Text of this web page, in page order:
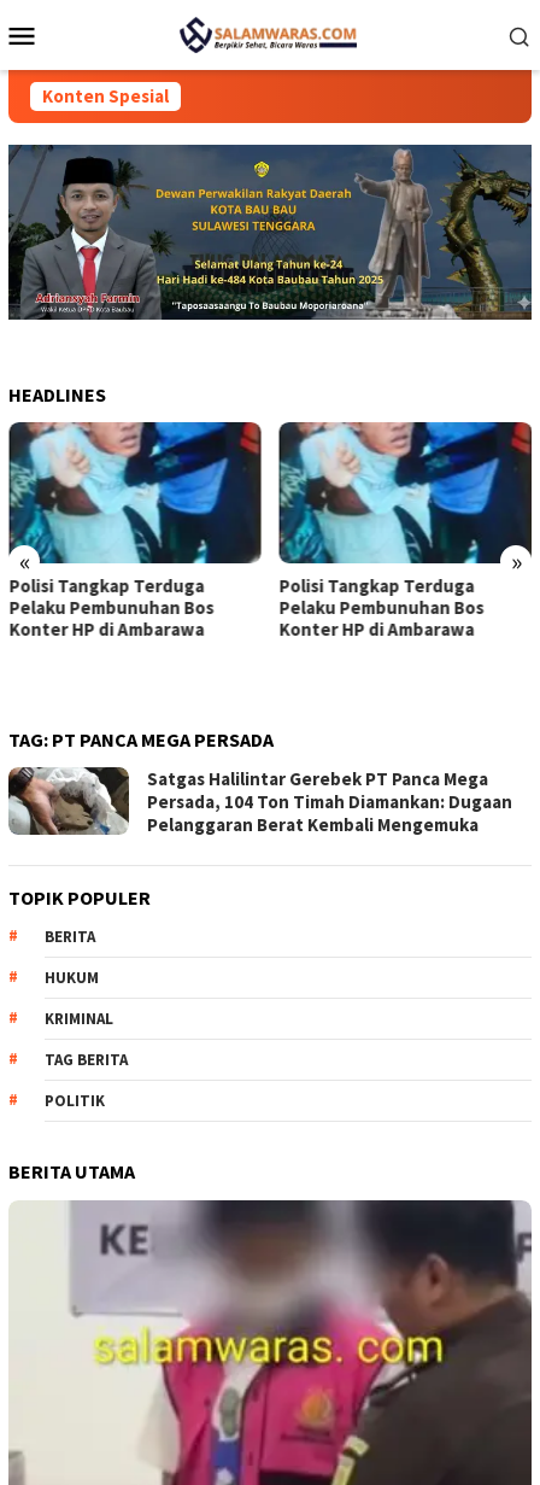
ke
Mobile
Konten Spesial
HEADLINES
« »
Polisi Tangkap Terduga
Pelaku Pembunuhan Bos
Konter HP di Ambarawa
Polisi Tangkap Terduga
Pelaku Pembunuhan Bos
Konter HP di Ambarawa
TAG: PT PANCA MEGA PERSADA
Satgas Halilintar Gerebek PT Panca Mega
Persada, 104 Ton Timah Diamankan: Dugaan
Pelanggaran Berat Kembali Mengemuka
TOPIK POPULER
BERITA
HUKUM
KRIMINAL
TAG BERITA
POLITIK
BERITA UTAMA